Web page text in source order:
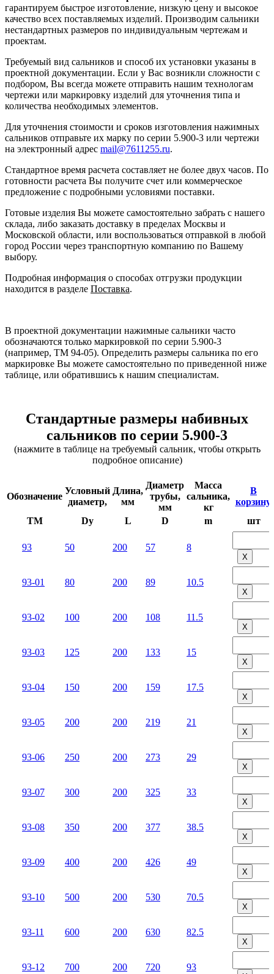
гарантируем быстрое изготовление, низкую цену и высокое
качество всех поставляемых изделий. Производим сальники
нестандартных размеров по индивидуальным чертежам и
проектам.
Требуемый вид сальников и способ их установки указаны в
проектной документации. Если у Вас возникли сложности с
подбором, Вы всегда можете отправить нашим технологам
чертежи или маркировку изделий для уточнения типа и
количества необходимых элементов.
Для уточнения стоимости и сроков изготовления нажимных
сальников отправьте их марку по серии 5.900-3 или чертежи
на электронный адрес mail@7611255.ru.
Стандартное время расчета составляет не более двух часов. По
готовности расчета Вы получите счет или коммерческое
предложение с подробными условиями поставки.
Готовые изделия Вы можете самостоятельно забрать с нашего
склада, либо заказать доставку в пределах Москвы и
Московской области, или воспользоваться отправкой в любой
город России через транспортную компанию по Вашему
выбору.
Подробная информация о способах отгрузки продукции
находится в разделе Поставка.
В проектной документации нажимные сальники часто
обозначаются только маркировкой по серии 5.900-3
(например, ТМ 94-05). Определить размеры сальника по его
маркировке Вы можете самостоятельно по приведенной ниже
таблице, или обратившись к нашим специалистам.
Стандартные размеры набивных
сальников по серии 5.900-3
(нажмите в таблице на требуемый сальник, чтобы открыть
подробное описание)
Обозначение
Условный
диаметр,
Длина,
мм
Диаметр
трубы,
мм
Масса
сальника,
кг
В
корзину,
TM
Dy L D m шт
93 50 200 57 8
Х
93-01 80 200 89 10.5
Х
93-02 100 200 108 11.5
Х
93-03 125 200 133 15
Х
93-04 150 200 159 17.5
Х
93-05 200 200 219 21
Х
93-06 250 200 273 29
Х
93-07 300 200 325 33
Х
93-08 350 200 377 38.5
Х
93-09 400 200 426 49
Х
93-10 500 200 530 70.5
Х
93-11 600 200 630 82.5
Х
93-12 700 200 720 93